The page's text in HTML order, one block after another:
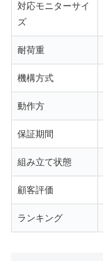
対応モニターサイ
ズ
耐荷重
機構方式
動作方
保証期間
組み立て状態
顧客評価
ランキング